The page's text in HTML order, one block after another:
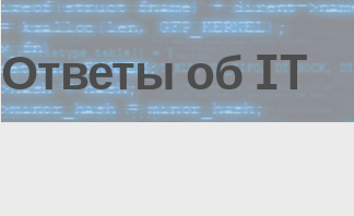
Ответы об IT